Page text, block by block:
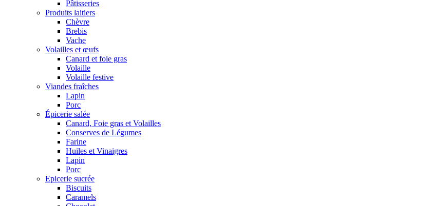
Pâtisseries
Produits laitiers
Chèvre
Brebis
Vache
Volailles et œufs
Canard et foie gras
Volaille
Volaille festive
Viandes fraîches
Lapin
Porc
Épicerie salée
Canard, Foie gras et Volailles
Conserves de Légumes
Farine
Huiles et Vinaigres
Lapin
Porc
Epicerie sucrée
Biscuits
Caramels